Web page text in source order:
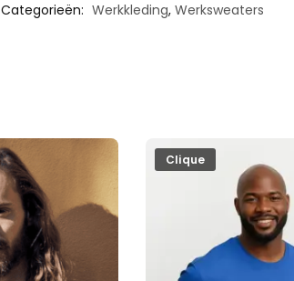
Categorieën: Werkkleding, Werksweaters
Clique